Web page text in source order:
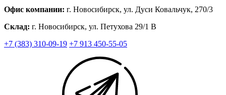
Офис компании: г. Новосибирск, ул. Дуси Ковальчук, 270/3
Склад: г. Новосибирск, ул. Петухова 29/1 В
+7 (383) 310-09-19 +7 913 450-55-05